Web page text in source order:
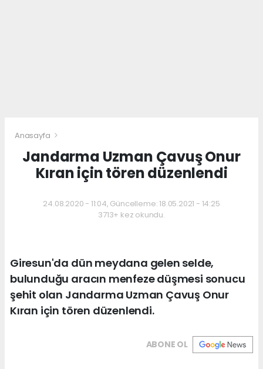
Anasayfa
Jandarma Uzman Çavuş Onur
Kıran için tören düzenlendi
24.08.2020 - 11:04, Güncelleme: 18.05.2021 - 14:25
3713+ kez okundu.
Giresun'da dün meydana gelen selde,
bulunduğu aracın menfeze düşmesi sonucu
şehit olan Jandarma Uzman Çavuş Onur
Kıran için tören düzenlendi.
ABONE OL